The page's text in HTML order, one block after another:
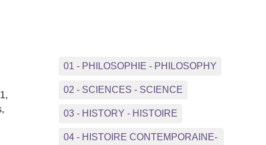
01 - PHILOSOPHIE - PHILOSOPHY
02 - SCIENCES - SCIENCE
03 - HISTORY - HISTOIRE
04 - HISTOIRE CONTEMPORAINE-